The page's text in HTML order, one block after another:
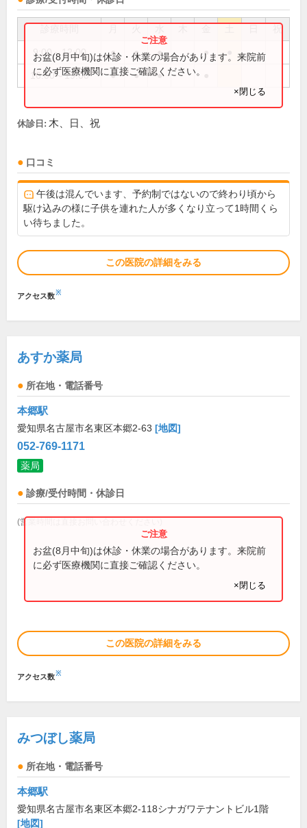
祝
9:00～12:00 ● ● ● ●
16:00～19:00 ● ● ●
お盆(8月中旬)は休診・休業の場合があります。来院前
に必ず医療機関に直接ご確認ください。
×閉じる
休診日: 木、日、祝
口コミ
午後は混んでいます、予約制ではないので終わり頃から
駆け込みの様に子供を連れた人が多くなり立って1時間くら
い待ちました。
この医院の詳細をみる
アクセス数※
あすか薬局
所在地・電話番号
本郷駅
愛知県名古屋市名東区本郷2-63 [地図]
052-769-1171
薬局
診療/受付時間・休診日
(営業時間は直接お問い合わせください)
お盆(8月中旬)は休診・休業の場合があります。来院前
に必ず医療機関に直接ご確認ください。
×閉じる
この医院の詳細をみる
アクセス数※
みつぼし薬局
所在地・電話番号
本郷駅
愛知県名古屋市名東区本郷2-118シナガワテナントビル1階
[地図]